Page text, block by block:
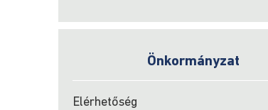
Önkormányzat
Elérhetőség